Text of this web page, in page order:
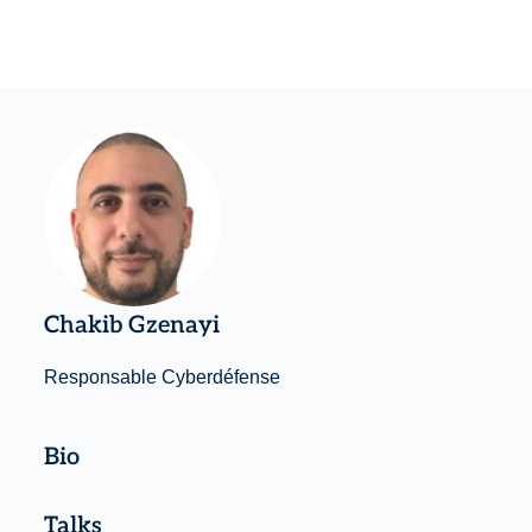
Chakib Gzenayi
Responsable Cyberdéfense
Bio
Talks